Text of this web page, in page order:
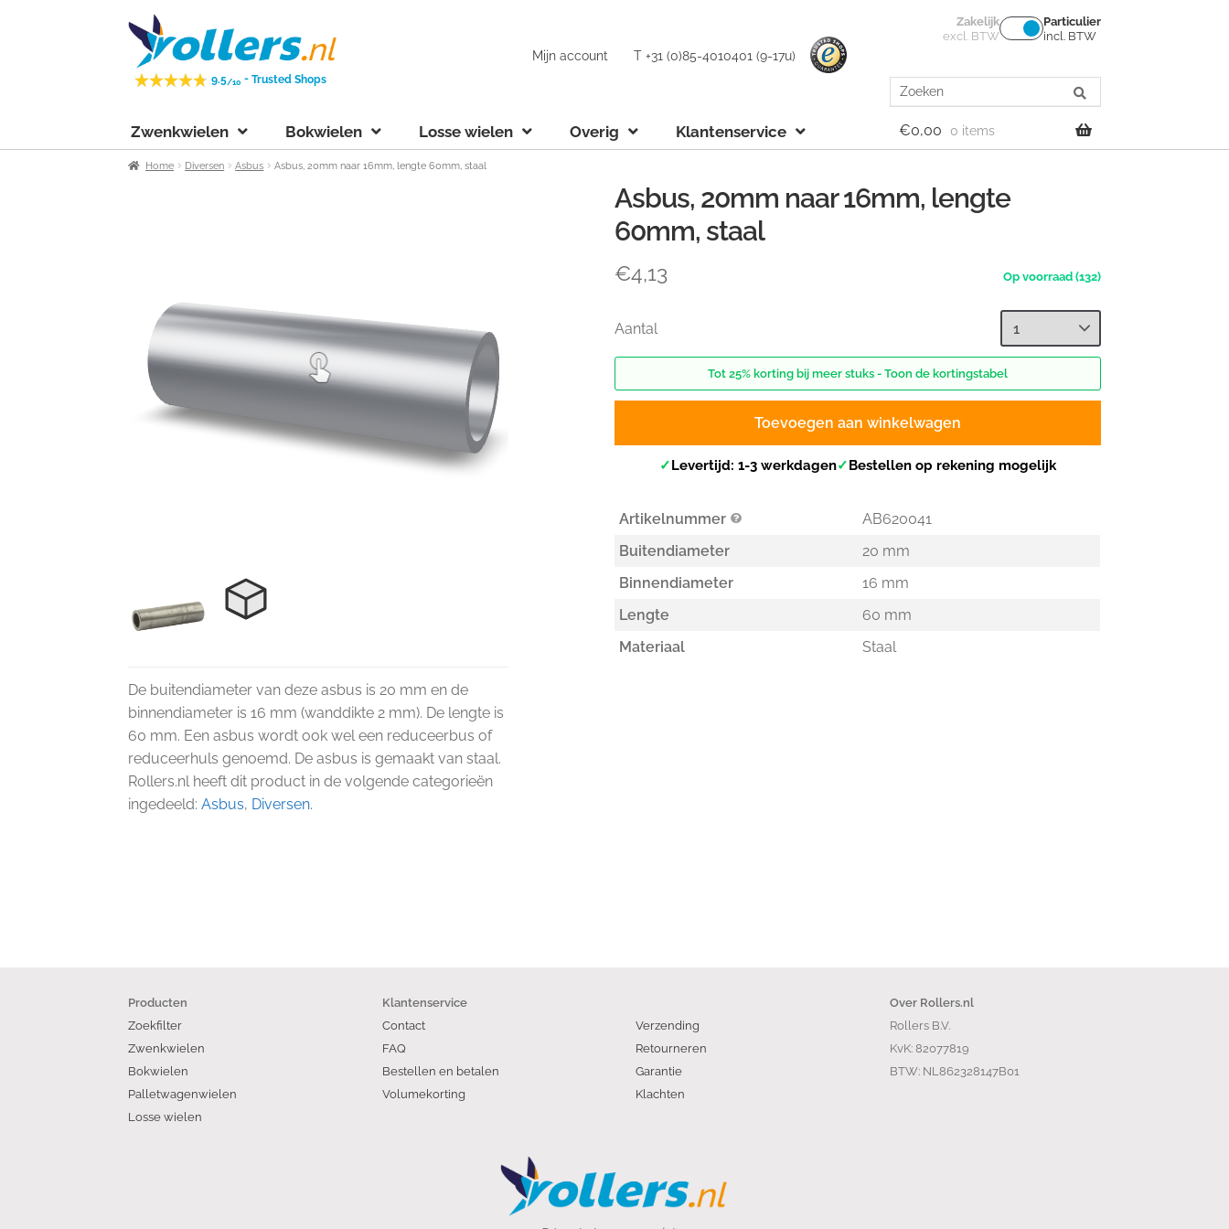
Ga
door
naar
navigatie
Ga
naar
de
inhoud
9.5/10 -Trusted Shops
Mijn account T +31 (0)85-4010401 (9-17u)
Zakelijk
excl. BTW
Particulier
incl. BTW
Search
for:
Zwenkwielen Bokwielen Losse wielen Overig Klantenservice €0,00 0 items
Home Diversen Asbus Asbus, 20mm naar 16mm, lengte 60mm, staal
De buitendiameter van deze asbus is 20 mm en de
binnendiameter is 16 mm (wanddikte 2 mm). De lengte is
60 mm. Een asbus wordt ook wel een reduceerbus of
reduceerhuls genoemd. De asbus is gemaakt van staal.
Rollers.nl heeft dit product in de volgende categorieën
ingedeeld:Asbus, Diversen.
Asbus, 20mm naar 16mm, lengte
60mm, staal
€4,13 (132)
Aantal
Tot 25% korting bij meer stuks - Toon de kortingstabel
Toevoegen aan winkelwagen
✓ Levertijd: 1-3 werkdagen✓ Bestellen op rekening mogelijk
Artikelnummer
AB620041
Buitendiameter
20 mm
Binnendiameter
16 mm
Lengte
60 mm
Materiaal
Staal
Producten
Zoekfilter
Zwenkwielen
Bokwielen
Palletwagenwielen
Losse wielen
Klantenservice
Contact
FAQ
Bestellen en betalen
Volumekorting
Verzending
Retourneren
Garantie
Klachten
Over Rollers.nl
Rollers B.V.
KvK: 82077819
BTW: NL862328147B01